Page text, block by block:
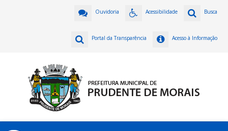
Busca
Acessibilidade
Ouvidoria
Acesso à Informação
Portal da Transparência